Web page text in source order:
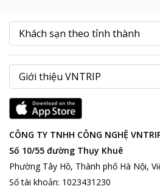
CÔNG TY TNHH CÔNG NGHỆ
Số 10/55 đường Thụy Khuê
Phường Tây Hồ, Thành phố Hà Nội,
Số tài khoản: 1023431230